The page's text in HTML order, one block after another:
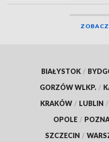
ZOBACZ
BIAŁYSTOK /
GORZÓW WLKP. /
KRAKÓW / LUBLIN /
OPOLE /
SZCZECIN /